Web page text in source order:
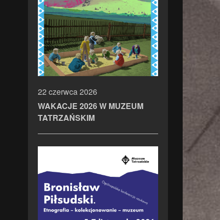
22 czerwca 2026
WAKACJE 2026 W MUZEUM
TATRZAŃSKIM